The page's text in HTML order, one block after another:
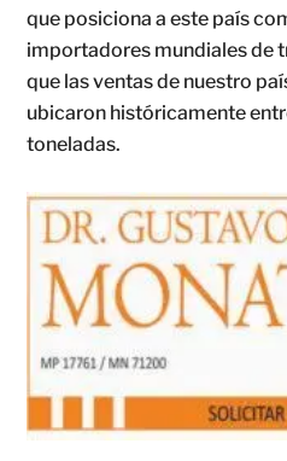
que posiciona a este país
importadores mundiales de
que las ventas de nuestro
ubicaron históricamente
toneladas.